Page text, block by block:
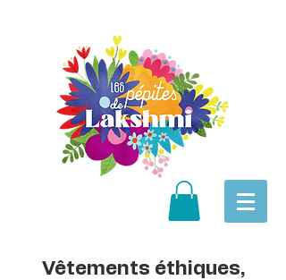
Vêtements éthiques,